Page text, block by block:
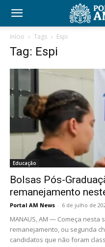
Início Tags Espi
Tag: Espi
Educação
Bolsas Pós-
remanejamento
Portal AM News - 6 de julho de
MANAUS, AM — Começa nesta
remanejamento, ou segunda
candidatos que não foram